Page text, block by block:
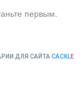
первым.
ДЛЯ САЙТА CACKLE